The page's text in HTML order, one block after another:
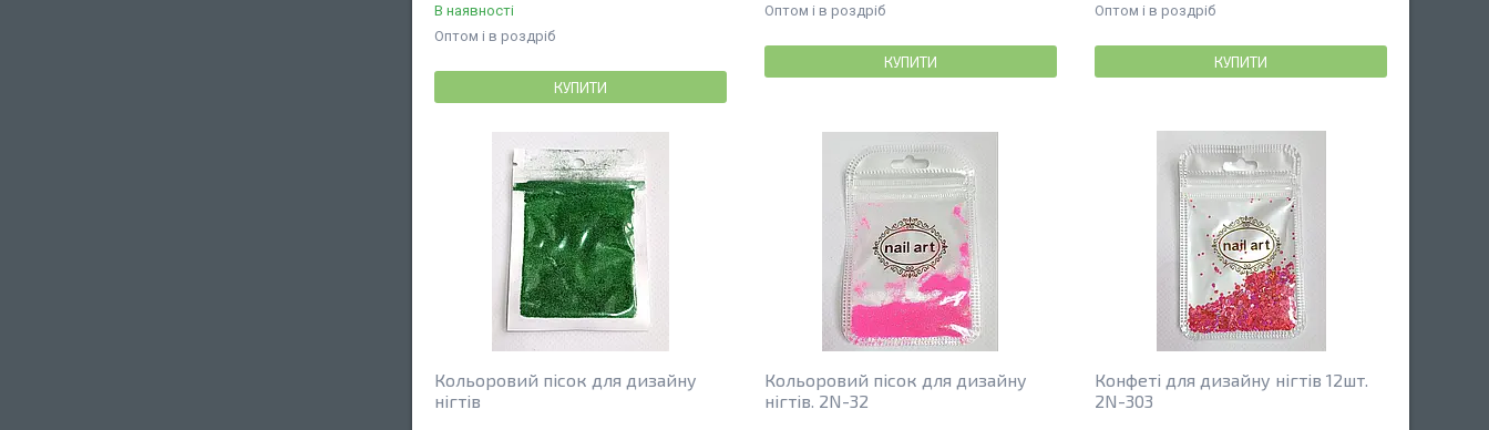
В наявності
Оптом і в роздріб
КУПИТИ
Оптом і в роздріб
КУПИТИ
Оптом і в роздріб
КУПИТИ
Кольоровий пісок для дизайну
нігтів
Кольоровий пісок для дизайну
нігтів. 2N-32
Конфеті для дизайну нігтів 12шт.
2N-303